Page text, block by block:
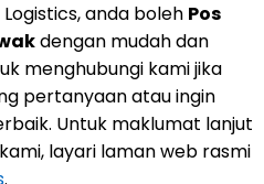
anda boleh Pos
dengan mudah dan
menghubungi kami jika
pertanyaan atau ingin
Untuk maklumat lanjut
layari laman web rasmi